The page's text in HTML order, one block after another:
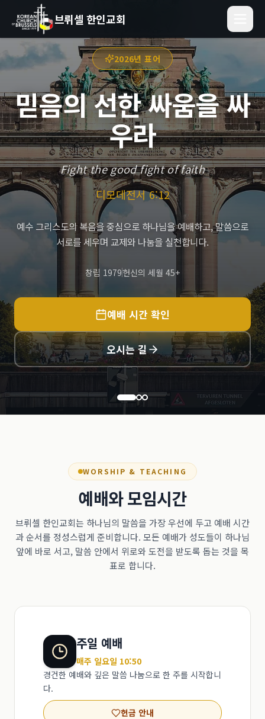
브뤼셀 한인교회
2026년 표어
믿음의 선한 싸움을 싸
우라
Fight the good fight of faith
디모데전서 6:12
예수 그리스도의 복음을 중심으로 하나님을 예배하고, 말씀으로
서로를 세우며 교제와 나눔을 실천합니다.
창립 1979헌신의 세월 45+
예배 시간 확인
오시는 길
WORSHIP & TEACHING
예배와 모임시간
브뤼셀 한인교회는 하나님의 말씀을 가장 우선에 두고 예배 시간
과 순서를 정성스럽게 준비합니다. 모든 예배가 성도들이 하나님
앞에 바로 서고, 말씀 안에서 위로와 도전을 받도록 돕는 것을 목
표로 합니다.
주일 예배
매주 일요일 10:50
경건한 예배와 깊은 말씀 나눔으로 한 주를 시작합니
다.
헌금 안내